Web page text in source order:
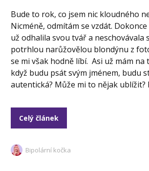
Bude to rok, co jsem nic kloudného
Nicméně, odmítám se vzdát.
už odhalila svou tvář a neschovávala
potrhlou narůžovělou blondýnu z
se mi však hodně líbí. Asi už mám na
když budu psát svým jménem, budu
autentická? Může mi to nějak ublížit?
Celý článek
Bipolární kočka